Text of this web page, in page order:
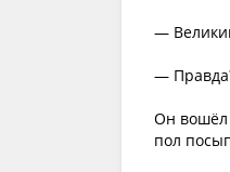
—
—
Он вошёл
пол